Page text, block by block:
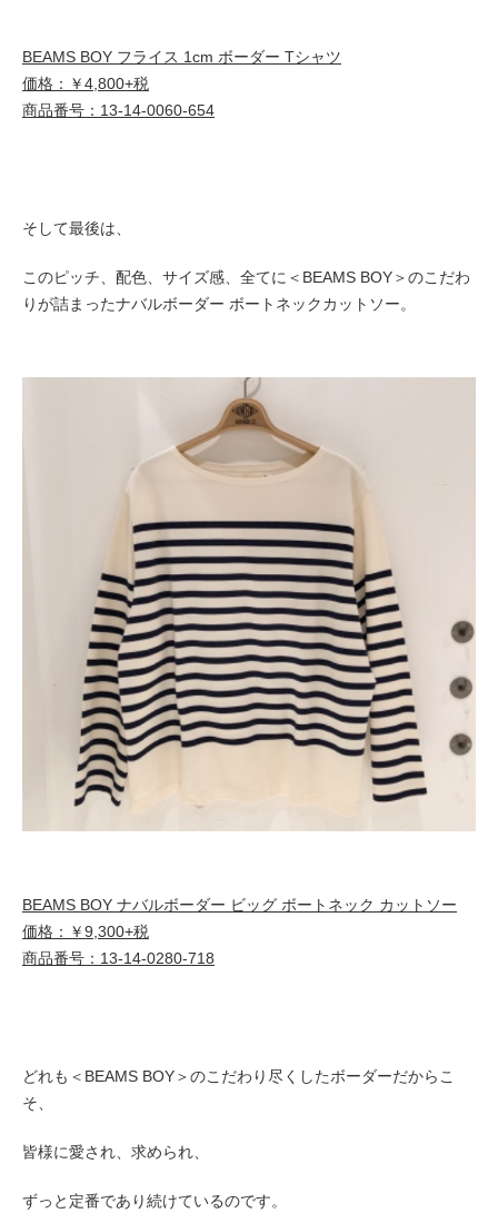
BEAMS BOY フライス 1cm ボーダー Tシャツ
価格：￥4,800+税
商品番号：13-14-0060-654
そして最後は、
このピッチ、配色、サイズ感、全てに＜BEAMS BOY＞のこだわ
りが詰まったナバルボーダー ボートネックカットソー。
BEAMS BOY ナバルボーダー ビッグ ボートネック カットソー
価格：￥9,300+税
商品番号：13-14-0280-718
どれも＜BEAMS BOY＞のこだわり尽くしたボーダーだからこ
そ、
皆様に愛され、求められ、
ずっと定番であり続けているのです。